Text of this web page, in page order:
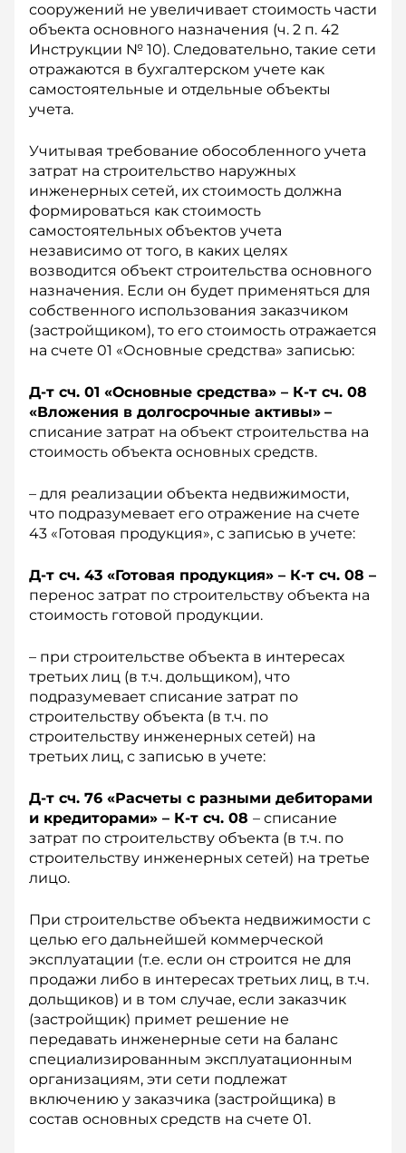
сооружений не увеличивает стоимость части
объекта основного назначения (ч. 2 п. 42
Инструкции № 10). Следовательно, такие сети
отражаются в бухгалтерском учете как
самостоятельные и отдельные объекты
учета.
Учитывая требование обособленного учета
затрат на строительство наружных
инженерных сетей, их стоимость должна
формироваться как стоимость
самостоятельных объектов учета
независимо от того, в каких целях
возводится объект строительства основного
назначения. Если он будет применяться для
собственного использования заказчиком
(застройщиком), то его стоимость отражается
на счете 01 «Основные средства» записью:
Д-т сч. 01 «Основные средства» – К-т сч. 08
«Вложения в долгосрочные активы» –
списание затрат на объект строительства на
стоимость объекта основных средств.
– для реализации объекта недвижимости,
что подразумевает его отражение на счете
43 «Готовая продукция», с записью в учете:
Д-т сч. 43 «Готовая продукция» – К-т сч. 08 –
перенос затрат по строительству объекта на
стоимость готовой продукции.
– при строительстве объекта в интересах
третьих лиц (в т.ч. дольщиком), что
подразумевает списание затрат по
строительству объекта (в т.ч. по
строительству инженерных сетей) на
третьих лиц, с записью в учете:
Д-т сч. 76 «Расчеты с разными дебиторами
и кредиторами» – К-т сч. 08 – списание
затрат по строительству объекта (в т.ч. по
строительству инженерных сетей) на третье
лицо.
При строительстве объекта недвижимости с
целью его дальнейшей коммерческой
эксплуатации (т.е. если он строится не для
продажи либо в интересах третьих лиц, в т.ч.
дольщиков) и в том случае, если заказчик
(застройщик) примет решение не
передавать инженерные сети на баланс
специализированным эксплуатационным
организациям, эти сети подлежат
включению у заказчика (застройщика) в
состав основных средств на счете 01.